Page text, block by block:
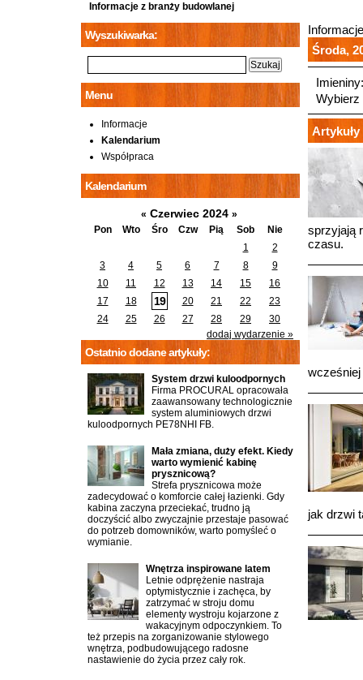
Informacje z branży budowlanej
Środa,
Wybierz
sprzyjają
czasu.
wcześniej
jak drzwi
Wyszukiwarka:
Menu
Informacje
Kalendarium
Współpraca
Kalendarium
« Czerwiec 2024 »
Pon
Wto Śro Czw Pią Sob
Nie
1
2
3
4 5 6 7 8
9
10
11 12 13 14 15
16
17
18 19 20 21 22
23
24
25 26 27 28 29
30
dodaj wydarzenie »
Ostatnio dodane artykuły:
System drzwi kuloodpornych
Firma PROCURAL opracowała
zaawansowany technologicznie
system aluminiowych drzwi
kuloodpornych PE78NHI FB.
Mała zmiana, duży efekt. Kiedy
warto wymienić kabinę
prysznicową?
Strefa prysznicowa może
zadecydować o komforcie całej łazienki. Gdy
kabina zaczyna przeciekać, trudno ją
doczyścić albo zwyczajnie przestaje pasować
do potrzeb domowników, warto pomyśleć o
wymianie.
Wnętrza inspirowane latem
Letnie odprężenie nastraja
optymistycznie i zachęca, by
zatrzymać w stroju domu
elementy wystroju kojarzone z
wakacyjnym odpoczynkiem. To
też przepis na zorganizowanie stylowego
wnętrza, podbudowującego radosne
nastawienie do życia przez cały rok.